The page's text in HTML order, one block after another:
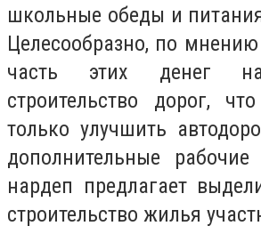
школьные обеды и
Целесообразно, по мнению
часть этих денег
строительство дорог,
только улучшить
дополнительные
нардеп предлагает
строительство жилья